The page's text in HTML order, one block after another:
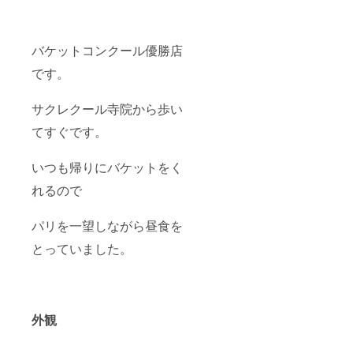
バケットコンクール優勝店
です。
サクレクール寺院から歩い
てすぐです。
いつも帰りにバケットをく
れるので
パリを一望しながら昼食を
とっていました。
外観